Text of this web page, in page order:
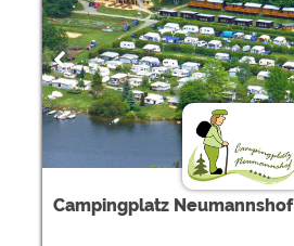
Campingplatz Neumannshof